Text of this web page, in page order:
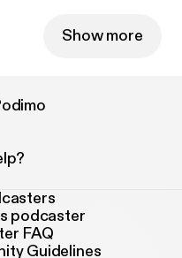
Show more
podcaster
FAQ
Guidelines